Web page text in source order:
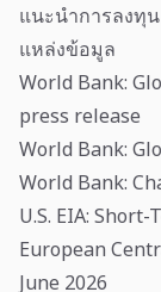
แนะนำการลงทุน
แหล่งข้อมูล
World Bank:
press release
World Bank:
World Bank:
U.S. EIA:
European
June 2026